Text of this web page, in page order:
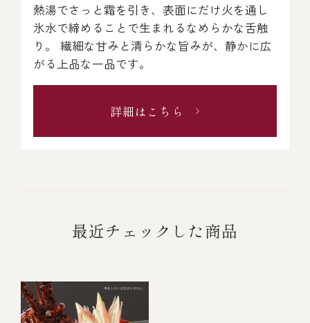
熱湯でさっと霜を引き、表面にだけ火を通し
氷水で締めることで生まれるなめらかな舌触
り。 繊細な甘みと清らかな旨みが、静かに広
がる上品な一品です。
詳細はこちら
最近チェックした商品